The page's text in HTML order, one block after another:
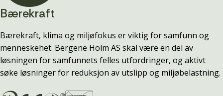
Bærekraft
Bærekraft, klima og miljøfokus er viktig for samfunn og
menneskehet. Bergene Holm AS skal være en del av
løsningen for samfunnets felles utfordringer, og aktivt
søke løsninger for reduksjon av utslipp og miljøbelastning.